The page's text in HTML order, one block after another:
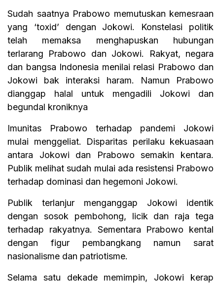
Sudah saatnya Prabowo memutuskan kemesraan
yang ‘toxid’ dengan Jokowi. Konstelasi politik
telah memaksa menghapuskan hubungan
terlarang Prabowo dan Jokowi. Rakyat, negara
dan bangsa Indonesia menilai relasi Prabowo dan
Jokowi bak interaksi haram. Namun Prabowo
dianggap halal untuk mengadili Jokowi dan
begundal kroniknya
Imunitas Prabowo terhadap pandemi Jokowi
mulai menggeliat. Disparitas perilaku kekuasaan
antara Jokowi dan Prabowo semakin kentara.
Publik melihat sudah mulai ada resistensi Prabowo
terhadap dominasi dan hegemoni Jokowi.
Publik terlanjur menganggap Jokowi identik
dengan sosok pembohong, licik dan raja tega
terhadap rakyatnya. Sementara Prabowo kental
dengan figur pembangkang namun sarat
nasionalisme dan patriotisme.
Selama satu dekade memimpin, Jokowi kerap